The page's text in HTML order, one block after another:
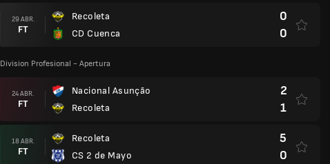
29 ABR.
FT
Recoleta
CD Cuenca
0
0
Division Profesional - Apertura
24 ABR.
FT
Nacional Asunção
Recoleta
2
1
18 ABR.
FT
Recoleta
CS 2 de Mayo
5
0